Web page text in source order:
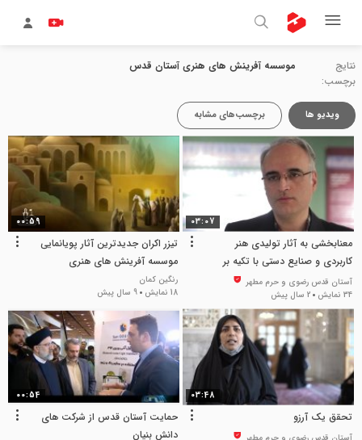
نتایج
برچسب:
موسسه آفرینش های هنری آستان قدس
ویدیو ها برچسب‌های مشابه
03:07
معنابخشی به آثار تولیدی هنر
کاربردی و صنایع دستی با تکیه بر
مکتب هنر رضوی
آستان قدس رضوی و حرم مطهر
34 نمایش
2 سال پیش
00:59
تیزر اکران جدیدترین آثار پویانمایی
موسسه آفرینش های هنری
رنگین کمان
18 نمایش
9 سال پیش
03:48
تحقق یک آرزو
آستان قدس رضوی و حرم مطهر
00:54
حمایت آستان قدس از شرکت های
دانش بنیان